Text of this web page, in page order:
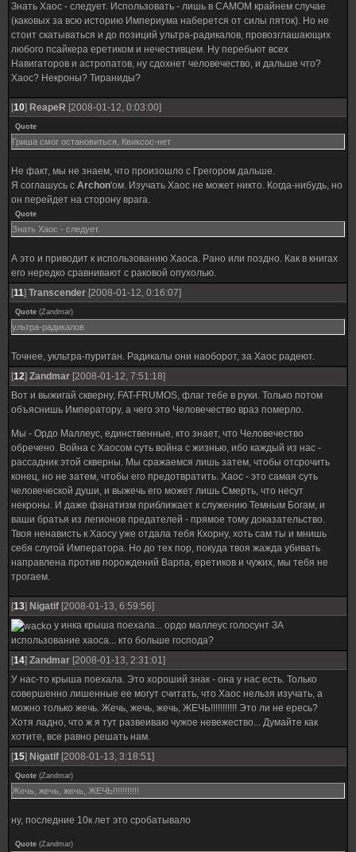
Знать Хаос - следует. Использовать - лишь в САМОМ крайнем случае
(каковых за всю историю Империума наберется от силы пяток). Но не
стоит скатываться и до позиций ультра-радикалов, провозглашающих
любого псайкера еретиком и нечестивцем. Ну перебьют всех
Навигаторов и астропатов, ну сдохнет человечество, и дальше что?
Хаос? Некроны? Тираниды?
[10] ReapeR [2008-01-12, 0:03:00]
Quote
Гриша смог остановиться, Квиксос-нет
Не факт, мы не знаем, что произошло с Грегором дальше.
Я соглашусь с Archon'ом. Изучать Хаос не может никто. Когда-нибудь, но
он перейдет на сторону врага.
Quote
Знать Хаос - следует.
А это и приводит к использованию Хаоса. Рано или поздно. Как в книгах
его нередко сравнивают с раковой опухолью.
[11] Transcender [2008-01-12, 0:16:07]
Quote (Zandmar)
ультра-радикалов
Точнее, укльтра-пуритан. Радикалы они наоборот, за Хаос радеют.
[12] Zandmar [2008-01-12, 7:51:18]
Вот и выжигай скверну, FAT-FRUMOS, флаг тебе в руки. Только потом
объяснишь Императору, а чего это Человечество враз померло.
Мы - Ордо Маллеус, единственные, кто знает, что Человечество
обречено. Война с Хаосом суть война с жизнью, ибо каждый из нас -
рассадник этой скверны. Мы сражаемся лишь затем, чтобы отсрочить
конец, но не затем, чтобы его предотвратить. Хаос - это самая суть
человеческой души, и выжечь его может лишь Смерть, что несут
некроны. И даже фанатизм приближает к служению Темным Богам, и
ваши братья из легионов предателей - прямое тому доказательство.
Твоя ненависть к Хаосу уже отдала тебя Кхорну, хоть сам ты и мнишь
себя слугой Императора. Но до тех пор, покуда твоя жажда убивать
направлена против порождений Варпа, еретиков и чужих, мы тебя не
трогаем.
[13] Nigatif [2008-01-13, 6:59:56]
у инка крыша поехала... ордо маллеус голосунт ЗА
использование хаоса... кто больше господа?
[14] Zandmar [2008-01-13, 2:31:01]
У нас-то крыша поехала. Это хороший знак - она у нас есть. Только
совершенно лишенные ее могут считать, что Хаос нельзя изучать, а
можно только жечь. Жечь, жечь, жечь, ЖЕЧЬ!!!!!!!!!!! Это ли не ересь?
Хотя ладно, что ж я тут развеиваю чужое невежество... Думайте как
хотите, все равно решать нам.
[15] Nigatif [2008-01-13, 3:18:51]
Quote (Zandmar)
Жечь, жечь, жечь, ЖЕЧЬ!!!!!!!!!!!
ну, последние 10к лет это сробатывало
Quote (Zandmar)